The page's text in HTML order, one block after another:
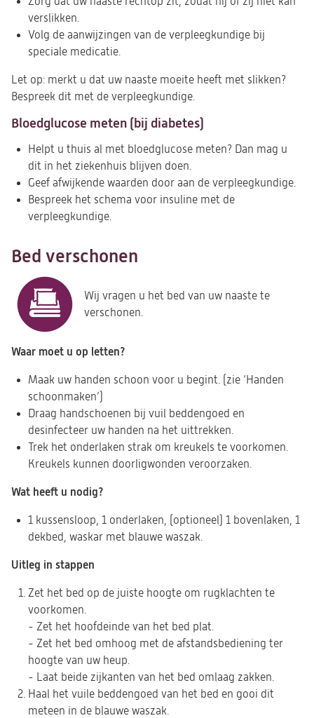
verslikken.
Volg de aanwijzingen van de verpleegkundige bij
speciale medicatie.
Let op: merkt u dat uw naaste moeite heeft met slikken?
Bespreek dit met de verpleegkundige.
Bloedglucose meten (bij diabetes)
Helpt u thuis al met bloedglucose meten? Dan mag u
dit in het ziekenhuis blijven doen.
Geef afwijkende waarden door aan de verpleegkundige.
Bespreek het schema voor insuline met de
verpleegkundige.
Bed verschonen
Wij vragen u het bed van uw naaste te
verschonen.
Waar moet u op letten?
Maak uw handen schoon voor u begint. (zie ‘Handen
schoonmaken’)
Draag handschoenen bij vuil beddengoed en
desinfecteer uw handen na het uittrekken.
Trek het onderlaken strak om kreukels te voorkomen.
Kreukels kunnen doorligwonden veroorzaken.
Wat heeft u nodig?
1 kussensloop, 1 onderlaken, (optioneel) 1 bovenlaken, 1
dekbed, waskar met blauwe waszak.
Uitleg in stappen
Zet het bed op de juiste hoogte om rugklachten te
voorkomen.
- Zet het hoofdeinde van het bed plat.
- Zet het bed omhoog met de afstandsbediening ter
hoogte van uw heup.
- Laat beide zijkanten van het bed omlaag zakken.
Haal het vuile beddengoed van het bed en gooi dit
meteen in de blauwe waszak.